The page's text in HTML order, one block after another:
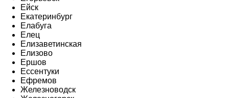
Ейск
Екатеринбург
Елабуга
Елец
Елизаветинская
Елизово
Ершов
Ессентуки
Ефремов
Железноводск